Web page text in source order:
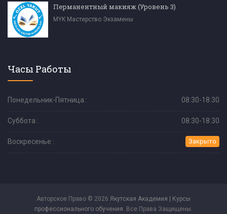
Перманентный макияж (Уровень 3)
MYK Мастерство Экзамены
Часы Работы
Понедельник-Пятница : 08:30-18:30
Суббота : 08:30-18:30
Воскресенье : Закрыто
Авторское Право © 2026 Якутская Академия | Курсы
профессионального обучения . Все Права Защищены.